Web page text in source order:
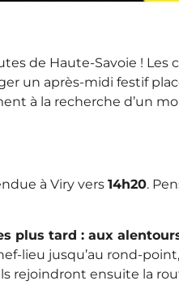
de Haute-Savoie ! Les
un après-midi festif
à la recherche d’un
à Viry vers 14h20.
plus tard : aux
lieu jusqu’au rond-
rejoindront ensuite la